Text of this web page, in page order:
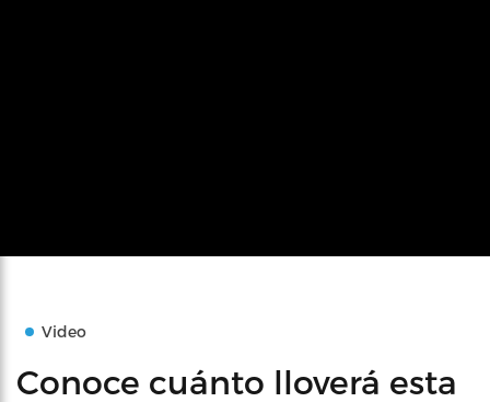
Video
Conoce cuánto lloverá esta